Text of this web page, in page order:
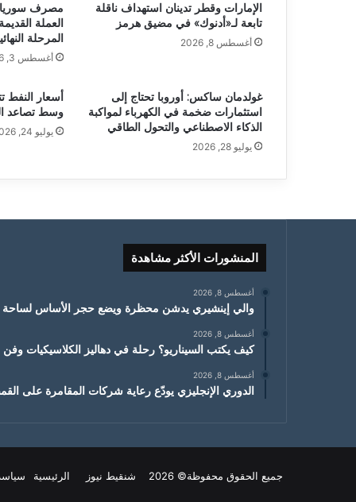
الإمارات وقطر تدينان استهداف ناقلة
تابعة لـ«أدنوك» في مضيق هرمز
أغسطس 8, 2026
مصرف سوريا
العملة
المرحلة
أغسطس 3, 2026
غولدمان ساكس: أوروبا تحتاج إلى
استثمارات ضخمة في الكهرباء لمواكبة
الذكاء الاصطناعي والتحول الطاقي
يوليو 28, 2026
وسط تصاعد
يوليو 24, 2026
المنشورات الأكثر مشاهدة
أغسطس 8, 2026
والي إينشيري يدشن محظرة ويضع حجر الأساس
أغسطس 8, 2026
كيف يكتب السيناريو؟ رحلة في دهاليز الكلاسيكيات وفن
أغسطس 8, 2026
الدوري الإنجليزي يودّع رعاية شركات المقامرة على
جميع الحقوق محفوظة© 2026 شنقيط نيوز الرئيسية